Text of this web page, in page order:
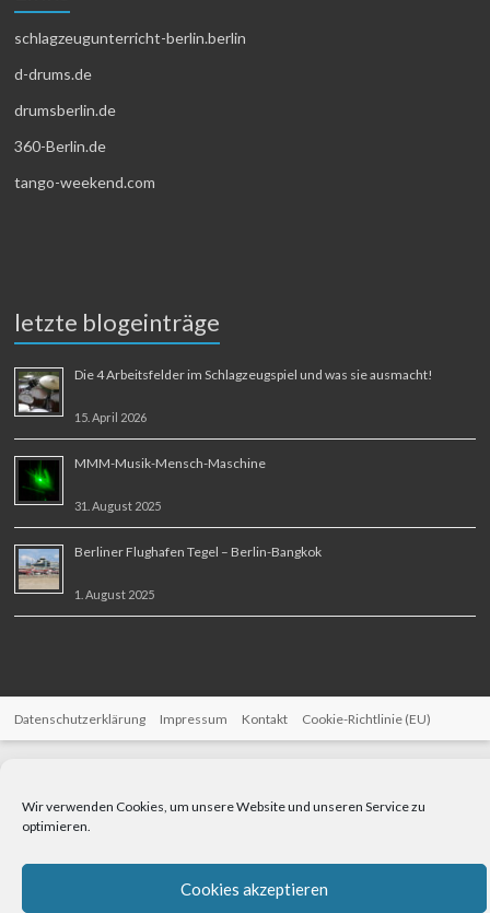
Wir verwenden Cookies, um unsere Website und unseren Service zu
optimieren.
Cookies akzeptieren
schlagzeugunterricht-berlin.berlin
d-drums.de
drumsberlin.de
360-Berlin.de
tango-weekend.com
letzte blogeinträge
Die 4 Arbeitsfelder im Schlagzeugspiel und was sie ausmacht!
15. April 2026
MMM-Musik-Mensch-Maschine
31. August 2025
Berliner Flughafen Tegel – Berlin-Bangkok
1. August 2025
Datenschutzerklärung Impressum Kontakt Cookie-Richtlinie (EU)